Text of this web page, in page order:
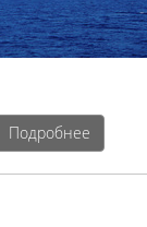
Подробнее